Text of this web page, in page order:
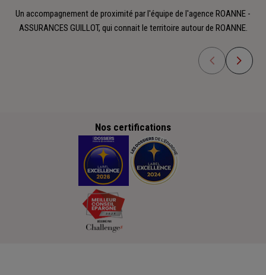
Un accompagnement de proximité par l'équipe de l'agence ROANNE -
ASSURANCES GUILLOT, qui connait le territoire autour de ROANNE.
Nos certifications